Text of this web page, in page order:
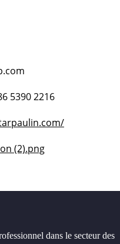
5390 2216
dans le secteur des